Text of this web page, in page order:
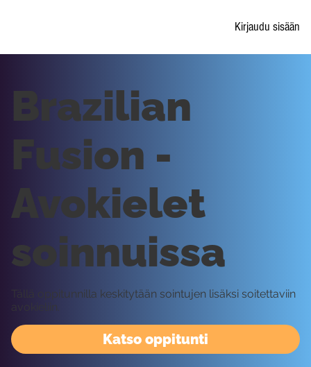
Kirjaudu sisään
Katso oppitunti
Brazilian
Fusion -
Avokielet
soinnuissa
Tällä oppitunnilla keskitytään sointujen lisäksi soitettaviin
avokieliin.